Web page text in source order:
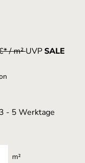
/ m²UVPSALE
- 5 Werktage
m²